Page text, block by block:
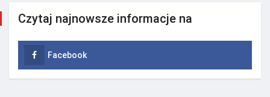
Czytaj najnowsze informacje na
Facebook